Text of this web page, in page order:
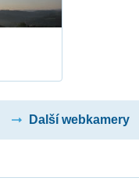
Další webkamery